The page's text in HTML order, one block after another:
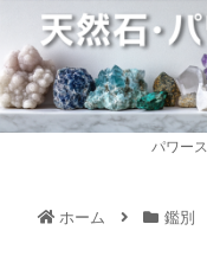
パワー
ホーム 鑑別